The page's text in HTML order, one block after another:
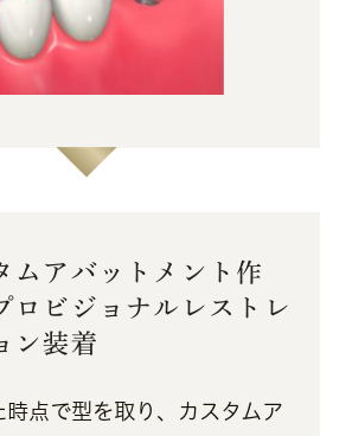
ムアバットメント作
ロビジョナルレストレ
ン装着
時点で型を取り、カスタムア